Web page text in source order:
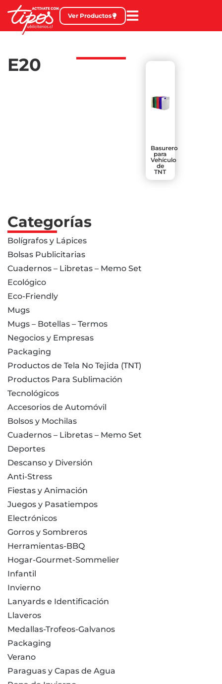
Ver Productos
E20
Basurero
para
Vehículo
de
TNT
Categorías
Bolígrafos y Lápices
Bolsas Publicitarias
Cuadernos – Libretas – Memo Set
Ecológico
Eco-Friendly
Mugs
Mugs – Botellas – Termos
Negocios y Empresas
Packaging
Productos de Tela No Tejida (TNT)
Productos Para Sublimación
Tecnológicos
Accesorios de Automóvil
Bolsos y Mochilas
Cuadernos – Libretas – Memo Set
Deportes
Descanso y Diversión
Anti-Stress
Fiestas y Animación
Juegos y Pasatiempos
Electrónicos
Gorros y Sombreros
Herramientas-BBQ
Hogar-Gourmet-Sommelier
Infantil
Invierno
Lanyards e Identificación
Llaveros
Medallas-Trofeos-Galvanos
Packaging
Verano
Paraguas y Capas de Agua